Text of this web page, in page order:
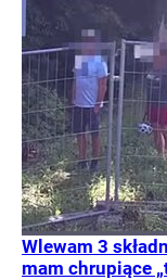
Wlewam 3
mam chrupiące